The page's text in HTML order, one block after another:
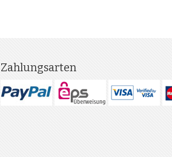
Zahlungsarten